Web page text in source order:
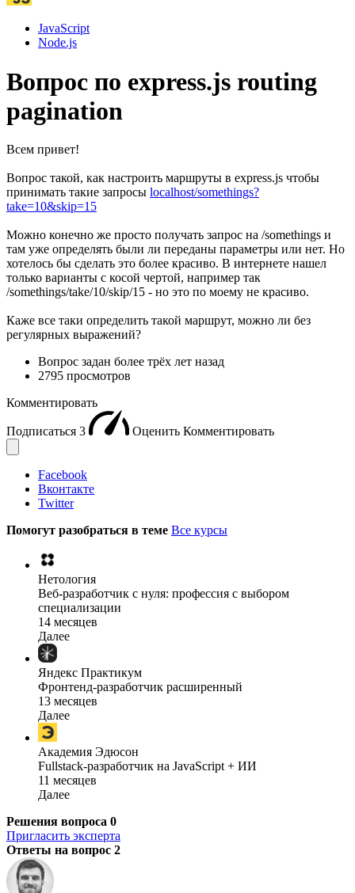
JavaScript
Node.js
Вопрос по express.js routing
pagination
Всем привет!
Вопрос такой, как настроить маршруты в express.js чтобы
принимать такие запросы localhost/somethings?
take=10&skip=15
Можно конечно же просто получать запрос на /somethings и
там уже определять были ли переданы параметры или нет. Но
хотелось бы сделать это более красиво. В интернете нашел
только варианты с косой чертой, например так
/somethings/take/10/skip/15 - но это по моему не красиво.
Каже все таки определить такой маршрут, можно ли без
регулярных выражений?
Вопрос задан более трёх лет назад
2795 просмотров
Комментировать
Подписаться 3 Оценить Комментировать
Facebook
Вконтакте
Twitter
Помогут разобраться в теме Все курсы
Нетология
Веб-разработчик с нуля: профессия с выбором
специализации
14 месяцев
Далее
Яндекс Практикум
Фронтенд-разработчик расширенный
13 месяцев
Далее
Академия Эдюсон
Fullstack-разработчик на JavaScript + ИИ
11 месяцев
Далее
Решения вопроса 0
Пригласить эксперта
Ответы на вопрос 2